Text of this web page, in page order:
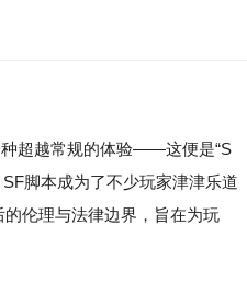
超越常规的体验——这便是“S
脚本成为了不少玩家津津乐道
伦理与法律边界，旨在为玩